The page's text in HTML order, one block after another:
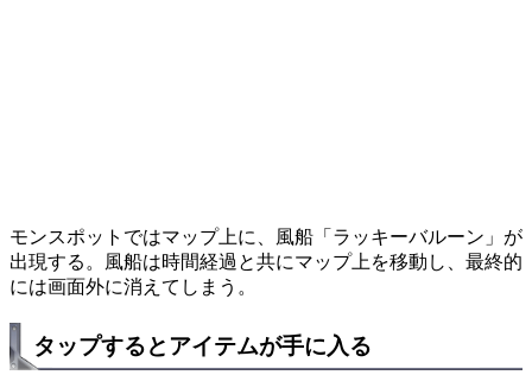
モンスポットではマップ上に、風船「ラッキーバルーン」が
出現する。風船は時間経過と共にマップ上を移動し、最終的
には画面外に消えてしまう。
タップするとアイテムが手に入る